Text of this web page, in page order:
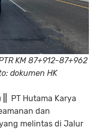
KM 87+912-87+962
dokumen HK
PT Hutama Karya
dan
melintas di Jalur